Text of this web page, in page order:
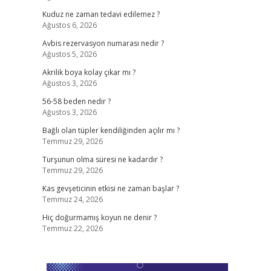
Kuduz ne zaman tedavi edilemez ?
Ağustos 6, 2026
Avbis rezervasyon numarası nedir ?
Ağustos 5, 2026
Akrilik boya kolay çıkar mı ?
Ağustos 3, 2026
56-58 beden nedir ?
Ağustos 3, 2026
Bağlı olan tüpler kendiliğinden açılır mı ?
Temmuz 29, 2026
Turşunun olma süresi ne kadardır ?
Temmuz 29, 2026
Kas gevşeticinin etkisi ne zaman başlar ?
Temmuz 24, 2026
Hiç doğurmamış koyun ne denir ?
Temmuz 22, 2026